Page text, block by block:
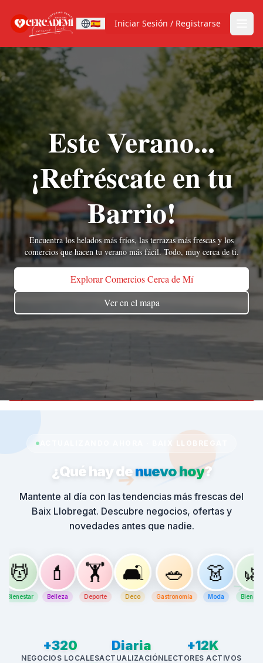
🇪🇸 Iniciar Sesión / Registrarse
Este Verano...
¡Refréscate en tu
Barrio!
Encuentra los helados más fríos, las terrazas más frescas y los
comercios que hacen tu verano más fácil. Todo, muy cerca de ti.
Explorar Comercios Cerca de Mí
Ver en el mapa
➔
→
ACTUALIZANDO AHORA · BAIX LLOBREGAT
¿Qué hay denuevo hoy?
Mantente al día con las tendencias más frescas del
Baix Llobregat. Descubre negocios, ofertas y
novedades antes que nadie.
💄
Belleza
🏋️
Deporte
🛋️
Deco
🥗
Gastronomía
👗
Moda
🌿
Bienestar
+320
NEGOCIOS LOCALES
Diaria
ACTUALIZACIÓN
+12K
LECTORES ACTIVOS